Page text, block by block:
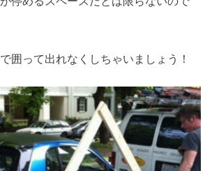
囲って出れなくしちゃいましょう！